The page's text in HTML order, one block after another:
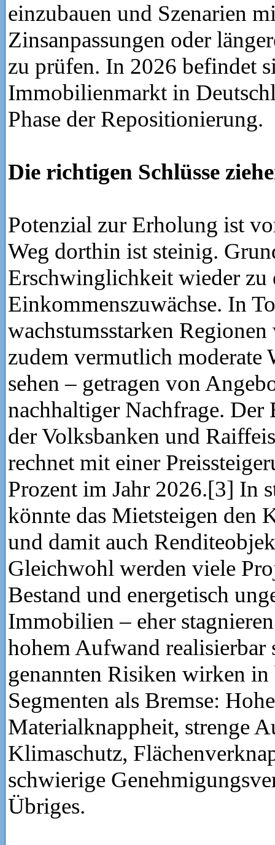
einzubauen und Szenarien
Zinsanpassungen oder
zu prüfen. In 2026 befindet
Immobilienmarkt in
Phase der Repositionierung.
Die richtigen Schlüsse
Potenzial zur Erholung ist
Weg dorthin ist steinig.
Erschwinglichkeit wieder zu
Einkommenszuwächse. In
wachstumsstarken
zudem vermutlich moderate
sehen – getragen von
nachhaltiger Nachfrage. Der
der Volksbanken und
rechnet mit einer
Prozent im Jahr 2026.[3] In
könnte das Mietsteigen den
und damit auch
Gleichwohl werden viele
Bestand und energetisch
Immobilien – eher
hohem Aufwand realisierbar
genannten Risiken wirken in
Segmenten als Bremse:
Materialknappheit, strenge
Klimaschutz,
schwierige
Übriges.